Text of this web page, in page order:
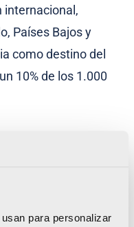
para personalizar
internacional,
Países Bajos y
como destino del
10% de los 1.000
supera en
inscritos para su